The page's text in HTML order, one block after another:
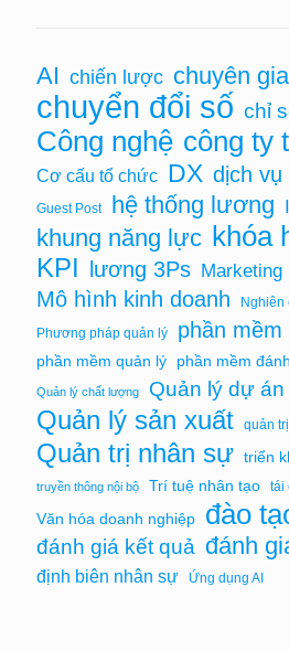
AI chiến lược chuyên
chuyển đổi số chỉ
Công nghệ công ty
Cơ cấu tổ chức DX dịch
Guest Post hệ thống lương
khung năng lực khóa
KPI lương 3Ps Marketing
Mô hình kinh doanh
Nghiên
Phương pháp quản lý
phần mềm
phần mềm quản lý phần mềm
Quản lý chất lượng Quản lý dự án
Quản lý sản xuất quản
Quản trị nhân sự triển
truyền thông nội bộ Trí tuệ nhân tạo tái
Văn hóa doanh nghiệp đào
đánh giá kết quả đánh
định biên nhân sự Ứng dụng AI